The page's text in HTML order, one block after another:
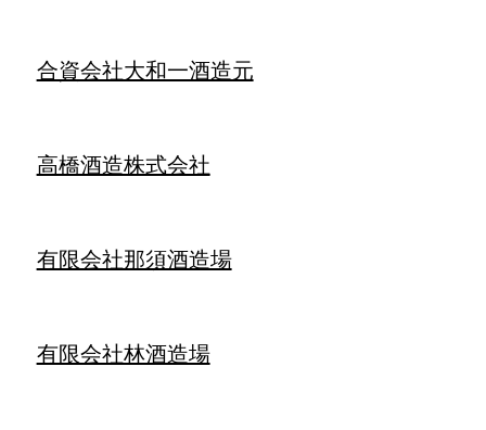
合資会社大和一酒造元
高橋酒造株式会社
有限会社那須酒造場
有限会社林酒造場